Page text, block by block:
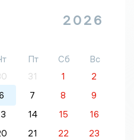
2026
Пт Сб
Вс
31 1
2
7 8
9
14 15
16
21 22
23